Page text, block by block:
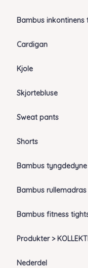
Bambus inkontinens
Cardigan
Kjole
Skjortebluse
Sweat pants
Shorts
Bambus
Bambus rullemadras
Bambus fitness
Produkter >
Nederdel